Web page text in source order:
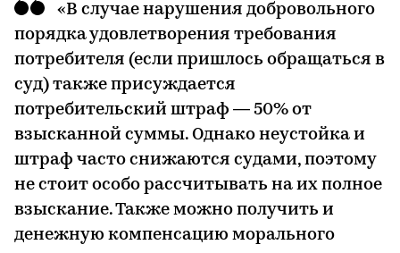
«В случае нарушения добровольного
порядка удовлетворения требования
потребителя (если пришлось обращаться в
суд) также присуждается
потребительский штраф — 50% от
взысканной суммы. Однако неустойка и
штраф часто снижаются судами, поэтому
не стоит особо рассчитывать на их полное
взыскание. Также можно получить и
денежную компенсацию морального